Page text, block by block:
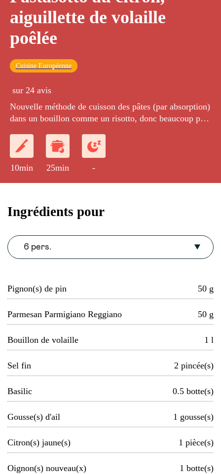
aiguillette de volaille
poêlée
Cuisine Européenne
sur 24 avis
Nouvelle méthode de cuisson des pâtes (par absorption)
dans un bouillon comme un risotto, donc beaucoup plus
de copeaux de parmesan.
10min 25min -
Ingrédients pour
6 pers.
Pignon(s) de pin 50 g
Parmesan Parmigiano Reggiano 50 g
Bouillon de volaille 1 l
Sel fin 2 pincée(s)
Basilic 0.5 botte(s)
Gousse(s) d'ail 1 gousse(s)
Citron(s) jaune(s) 1 pièce(s)
Oignon(s) nouveau(x) 1 botte(s)